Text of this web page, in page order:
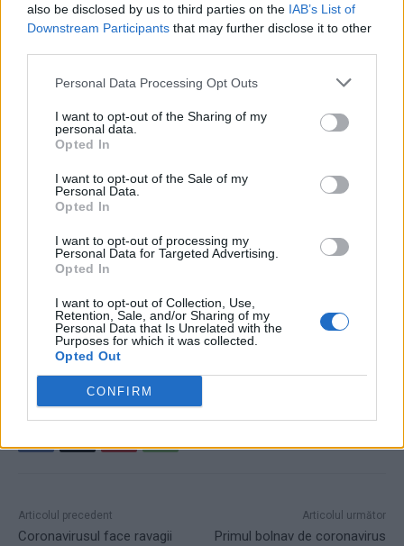
also be disclosed by us to third parties on the IAB’s List of
Downstream Participants that may further disclose it to other
Personal Data Processing Opt Outs
I want to opt-out of the Sharing of my
personal data.
Opted In
I want to opt-out of the Sale of my
Personal Data.
Opted In
I want to opt-out of processing my
Personal Data for Targeted Advertising.
Opted In
I want to opt-out of Collection, Use,
Retention, Sale, and/or Sharing of my
Personal Data that Is Unrelated with the
Purposes for which it was collected.
Opted Out
CONFIRM
suedezi le-au fost
respinse pretențiile
de 2,1 miliarde de
euro
coronavirus europa Italia
Articolul precedent
Coronavirusul face ravagii
Articolul următor
Primul bolnav de coronavirus